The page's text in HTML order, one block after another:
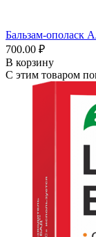
Бальзам-ополаск
700.00 ₽
В корзину
С этим товаром